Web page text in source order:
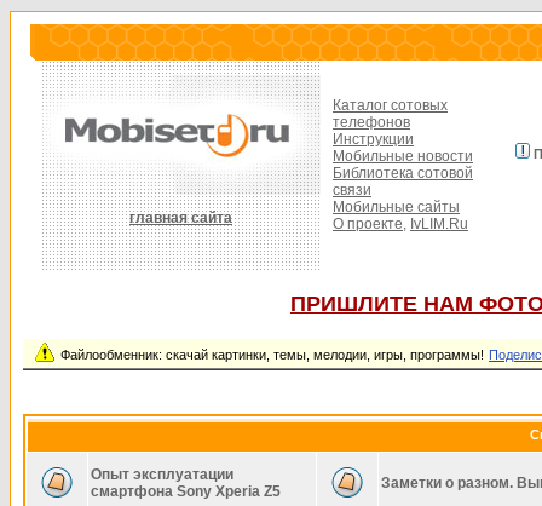
главная сайта
Каталог сотовых
телефонов
Инструкции
Мобильные новости
Библиотека сотовой
связи
Мобильные сайты
О проекте, IvLIM.Ru
ПРИШЛИТЕ НАМ
Файлообменник: скачай картинки, темы, мелодии, игры, программы!
Опыт эксплуатации
смартфона Sony Xperia Z5
Заметки о разном.